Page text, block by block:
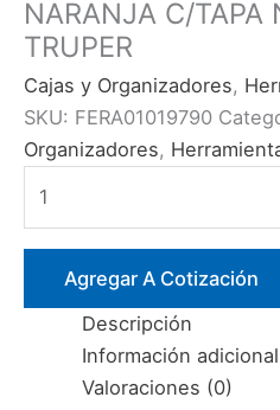
NARANJA C/TAPA
TRUPER
Cajas y Organizadores,
SKU: FERA01019790
Organizadores,
HERRAMIENTAS
16″
NARANJA
C/TAPA
Agregar A Cotización
Descripción
Información adicional
Valoraciones (0)